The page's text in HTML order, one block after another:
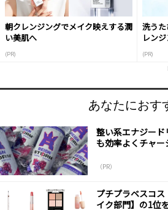
朝クレンジングでメイク映えする潤
い美肌へ
(PR)
洗う
レン
(PR)
あなたにおす
整い系エナジー
も効率よくチャー
（PR）
プチプラベスコ
イク部門】の1位